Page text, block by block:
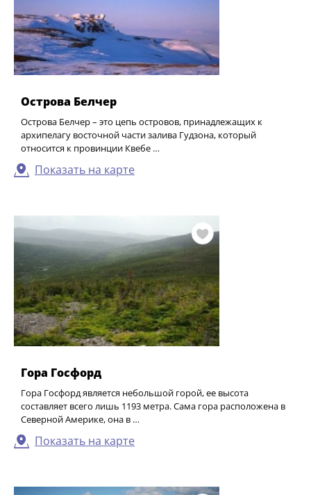
Острова Белчер
Острова Белчер – это цепь островов, принадлежащих к
архипелагу восточной части залива Гудзона, который
относится к провинции Квебе …
Показать на карте
Гора Госфорд
Гора Госфорд является небольшой горой, ее высота
составляет всего лишь 1193 метра. Сама гора расположена в
Северной Америке, она в …
Показать на карте